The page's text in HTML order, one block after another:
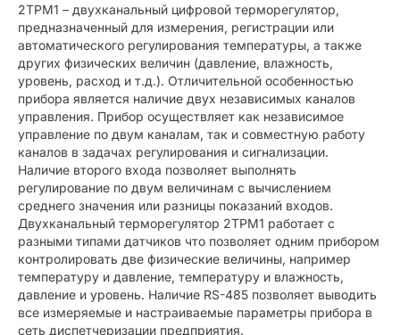
2ТРМ1 – двухканальный цифровой терморегулятор,
предназначенный для измерения, регистрации или
автоматического регулирования температуры, а также
других физических величин (давление, влажность,
уровень, расход и т.д.). Отличительной особенностью
прибора является наличие двух независимых каналов
управления. Прибор осуществляет как независимое
управление по двум каналам, так и совместную работу
каналов в задачах регулирования и сигнализации.
Наличие второго входа позволяет выполнять
регулирование по двум величинам с вычислением
среднего значения или разницы показаний входов.
Двухканальный терморегулятор 2ТРМ1 работает с
разными типами датчиков что позволяет одним прибором
контролировать две физические величины, например
температуру и давление, температуру и влажность,
давление и уровень. Наличие RS-485 позволяет выводить
все измеряемые и настраиваемые параметры прибора в
сеть диспетчеризации предприятия.